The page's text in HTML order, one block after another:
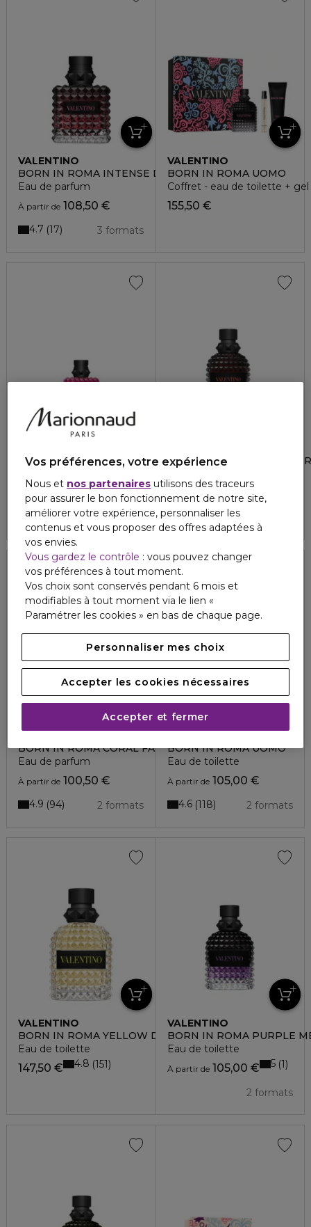
VALENTINO
BORN IN ROMA INTENSE DONNA
Eau de parfum
À partir de 108,50 €
3 formats
4.7 17
VALENTINO
BORN IN ROMA UOMO
Coffret - eau de toilette +
155,50 €
BORN IN ROMA EXTRADOSE DONNA
114,50 €
3 formats
5 3
UOMO BORN IN ROMA
À partir de 105,00 €
4.8 65
BORN IN ROMA CORAL FANTASY DONNA
Eau de parfum
À partir de 100,50 €
2 formats
4.9 94
BORN IN ROMA UOMO
Eau de toilette
À partir de105,00 €
2 formats
4.6 118
VALENTINO
BORN IN ROMA YELLOW DREAM UOMO
Eau de toilette
147,50 € 4.8 151
VALENTINO
BORN IN ROMA PURPLE
Eau de toilette
À partir de105,00 €
2 formats
5 1
Vos préférences, votre expérience
Nous et nos partenaires utilisons des traceurs
pour assurer le bon fonctionnement de notre site,
améliorer votre expérience, personnaliser les
contenus et vous proposer des offres adaptées à
vos envies.
Vous gardez le contrôle : vous pouvez changer
vos préférences à tout moment.
Vos choix sont conservés pendant 6 mois et
modifiables à tout moment via le lien «
Paramétrer les cookies » en bas de chaque page.
Personnaliser mes choix
Accepter les cookies nécessaires
Accepter et fermer